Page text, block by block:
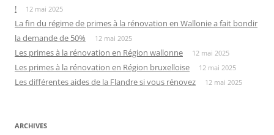
!
12 mai 2025
La fin du régime de primes à la rénovation en Wallonie a fait bondir
la demande de 50%
12 mai 2025
Les primes à la rénovation en Région wallonne 12 mai 2025
Les primes à la rénovation en Région bruxelloise 12 mai 2025
Les différentes aides de la Flandre si vous rénovez 12 mai 2025
ARCHIVES